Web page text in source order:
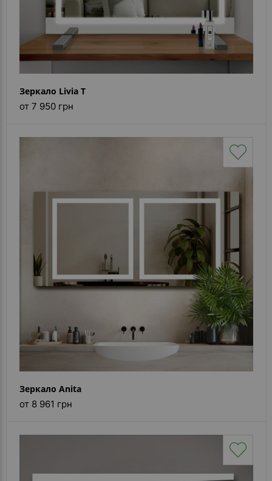
Зеркало Livia T
от 7 950 грн
Зеркало Anita
от 8 961 грн